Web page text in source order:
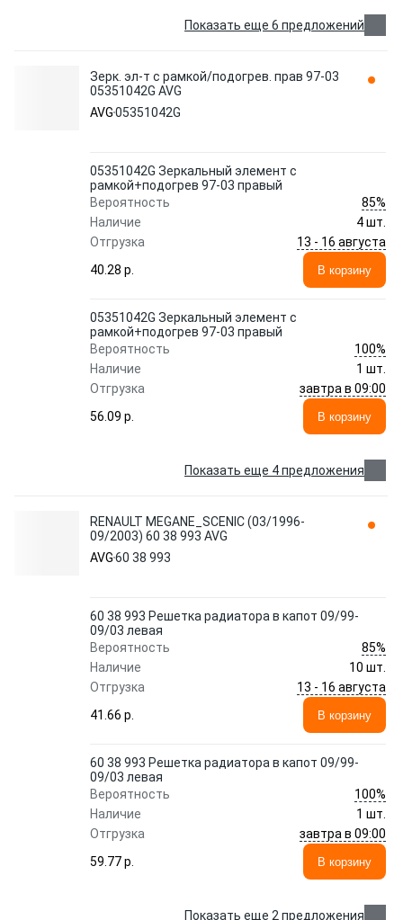
Показать еще 6 предложений
Зерк. эл-т с рамкой/подогрев. прав 97-03
05351042G AVG
AVG05351042G
05351042G Зеркальный элемент с
рамкой+подогрев 97-03 правый
Вероятность
85%
Наличие
4 шт.
Отгрузка
13 - 16 августа
40.28 p.
В корзину
05351042G Зеркальный элемент с
рамкой+подогрев 97-03 правый
Вероятность
100%
Наличие
1 шт.
Отгрузка
завтра в 09:00
56.09 p.
В корзину
Показать еще 4 предложения
RENAULT MEGANE_SCENIC (03/1996-
09/2003) 60 38 993 AVG
AVG60 38 993
60 38 993 Решетка радиатора в капот 09/99-
09/03 левая
Вероятность
85%
Наличие
10 шт.
Отгрузка
13 - 16 августа
41.66 p.
В корзину
60 38 993 Решетка радиатора в капот 09/99-
09/03 левая
Вероятность
100%
Наличие
1 шт.
Отгрузка
завтра в 09:00
59.77 p.
В корзину
Показать еще 2 предложения